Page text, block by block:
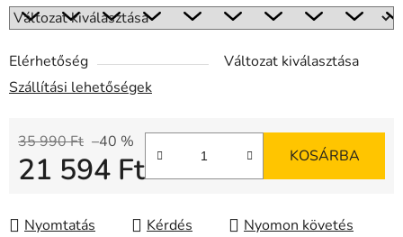
Elérhetőség
Változat kiválasztása
Szállítási lehetőségek
35 990 Ft –40 %
21 594 Ft KOSÁRBA
Nyomtatás Kérdés
Nyomon követés